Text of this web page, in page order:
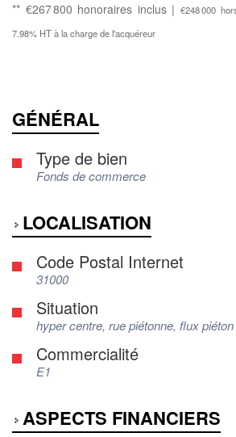
** €267 800 honoraires inclus |€248 000
7.98% HT à la charge de l'acquéreur
GÉNÉRAL
Type de bien
Fonds de commerce
LOCALISATION
Code Postal Internet
31000
Situation
hyper centre, rue piétonne, flux
Commercialité
E1
ASPECTS FINANCIERS